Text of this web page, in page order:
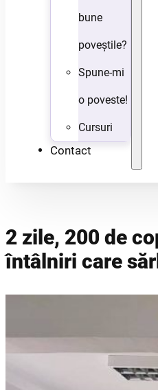
bune
poveștile?
Spune-mi
o poveste!
Cursuri
Contact
2 zile, 200 de
întâlniri care